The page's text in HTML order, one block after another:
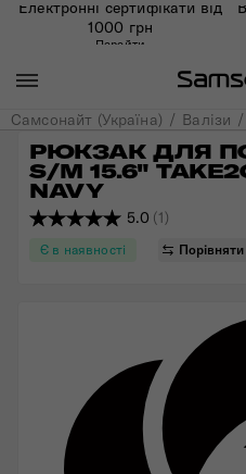
Електронні сертифікати від
1000 грн
Перейти
Самсонайт (Україна) Валізи
Є в наявності Порівняти
РЮКЗАК ДЛЯ
S/M 15.6"
NAVY
5.0 (1)